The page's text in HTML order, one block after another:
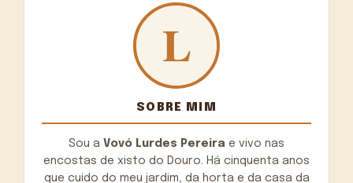
SOBRE MIM
Sou a Vovó Lurdes Pereira e vivo nas
encostas de xisto do Douro. Há cinquenta anos
que cuido do meu jardim, da horta e da casa da